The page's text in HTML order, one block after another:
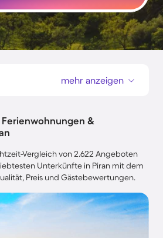
mehr anzeigen
&
Vergleich von 2.622 Angeboten
Unterkünfte in Piran mit dem
Preis und Gästebewertungen.